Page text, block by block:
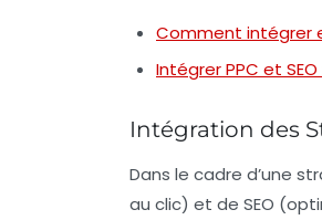
Comment intégrer
Intégrer PPC et
Intégration des
Dans le cadre d’une
au clic) et de SEO